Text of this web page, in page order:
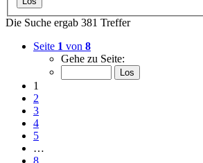
Die Suche ergab 381 Treffer
Seite 1 von 8
Gehe zu Seite:
1
2
3
4
5
…
8